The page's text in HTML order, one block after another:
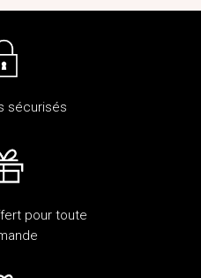
sécurisés
pour toute